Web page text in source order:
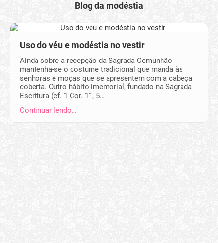
Blog da modéstia
Uso do véu e modéstia no vestir
Ainda sobre a recepção da Sagrada Comunhão
mantenha-se o costume tradicional que manda às
senhoras e moças que se apresentem com a cabeça
coberta. Outro hábito imemorial, fundado na Sagrada
Escritura (cf. 1 Cor. 11, 5…
Continuar lendo…